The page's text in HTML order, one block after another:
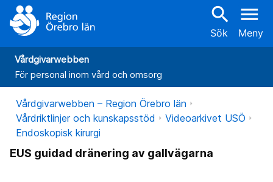
search
Sök
menu
Meny
Vårdgivarwebben
För personal inom vård och omsorg
Vårdgivarwebben – Region Örebro län
Vårdriktlinjer och kunskapsstöd
Videoarkivet USÖ
Endoskopisk kirurgi
EUS guidad dränering av gallvägarna